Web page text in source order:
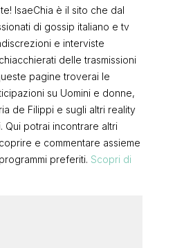
IsaeChia è il sito che dal
di gossip italiano e tv
e interviste
delle trasmissioni
pagine troverai le
su Uomini e donne,
de Filippi e sugli altri reality
Qui potrai incontrare altri
e commentare assieme
preferiti. Scopri di